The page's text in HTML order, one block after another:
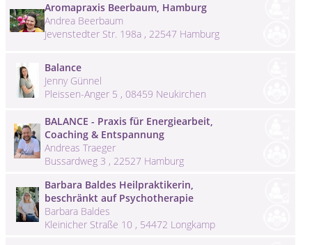
Aromapraxis Beerbaum, Hamburg
Andrea Beerbaum
Jevenstedter Str. 198a , 22547 Hamburg
Balance
Jenny Günnel
Pleissen-Anger 5 , 08459 Neukirchen
BALANCE - Praxis für Energiearbeit,
Coaching & Entspannung
Andreas Traeger
Bussardweg 3 , 22527 Hamburg
Barbara Baldes Heilpraktikerin,
beschränkt auf Psychotherapie
Barbara Baldes
Kleinicher Straße 10 , 54472 Longkamp